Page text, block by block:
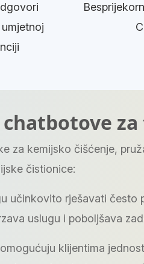
za kemijsko čišćenje,
čistionice:
učinkovito rješavati
uslugu i poboljšava
klijentima